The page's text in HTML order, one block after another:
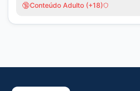
🔞Conteúdo Adulto (+18)